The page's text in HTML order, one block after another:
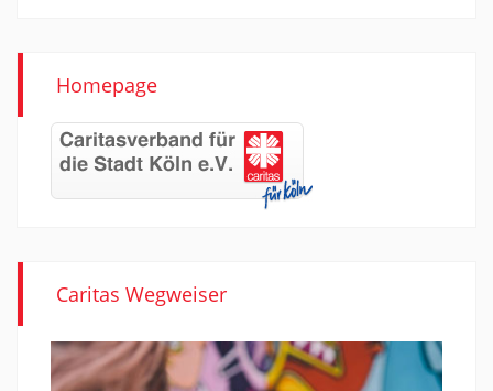
Homepage
Caritas Wegweiser